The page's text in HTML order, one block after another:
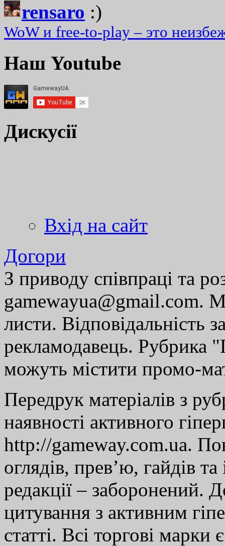
rensaro :)
WoW и free-to-play – это
Наш Youtube
Дискусії
Вхід на сайт
Догори
З приводу співпраці та
gamewayua@gmail.com.
листи. Відповідальність
рекламодавець. Рубрика
можуть містити промо-
Передрук матеріалів з
наявності активного
http://gameway.com.ua.
оглядів, прев’ю, гайдів
редакції – заборонений.
цитування з активним
статті. Всі торгові марки